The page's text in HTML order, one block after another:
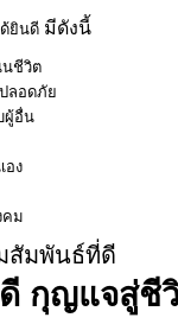
ยินดี มีดังนี้
ชีวิต
ลอดภัย
ผู้อื่น
อง
คม
สัมพันธ์ที่ดี
กุญแจสู่ชี